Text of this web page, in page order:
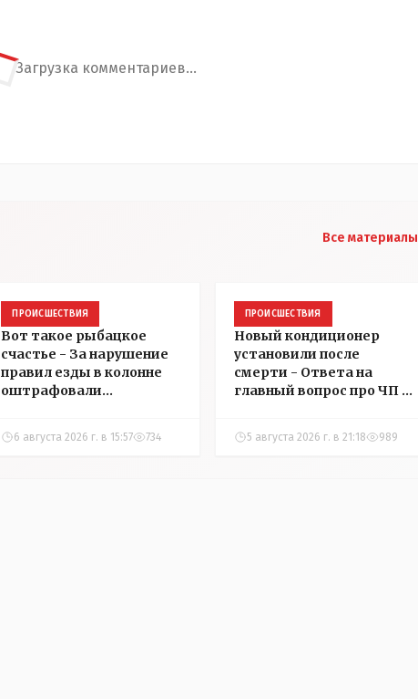
Загрузка комментариев...
Все материалы
ПРОИСШЕСТВИЯ
Вот такое рыбацкое
счастье - За нарушение
правил езды в колонне
оштрафовали
Аркалыке
6 августа 2026 г. в 15:57 734
ПРОИСШЕСТВИЯ
Новый кондиционер
установили после
смерти - Ответа на
главный вопрос про ЧП в
добивалась три дня
5 августа 2026 г. в 21:18 989